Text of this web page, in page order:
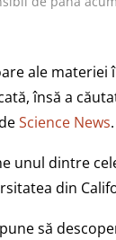
ale
însă a
Science News.
unul dintre
din
să